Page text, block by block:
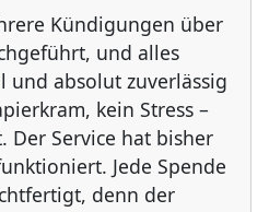
Kündigungen über
und alles
und absolut zuverlässig
kein Stress –
Der Service hat bisher
Jede Spende
denn der